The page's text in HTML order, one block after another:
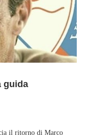
guida
il ritorno di Marco